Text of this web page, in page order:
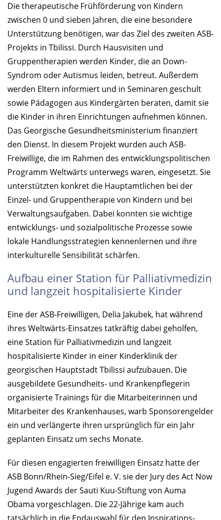
Die therapeutische Frühförderung von Kindern
zwischen 0 und sieben Jahren, die eine besondere
Unterstützung benötigen, war das Ziel des zweiten ASB-
Projekts in Tbilissi. Durch Hausvisiten und
Gruppentherapien werden Kinder, die an Down-
Syndrom oder Autismus leiden, betreut. Außerdem
werden Eltern informiert und in Seminaren geschult
sowie Pädagogen aus Kindergärten beraten, damit sie
die Kinder in ihren Einrichtungen aufnehmen können.
Das Georgische Gesundheitsministerium finanziert
den Dienst. In diesem Projekt wurden auch ASB-
Freiwillige, die im Rahmen des entwicklungspolitischen
Programm Weltwärts unterwegs waren, eingesetzt. Sie
unterstützten konkret die Hauptamtlichen bei der
Einzel- und Gruppentherapie von Kindern und bei
Verwaltungsaufgaben. Dabei konnten sie wichtige
entwicklungs- und sozialpolitische Prozesse sowie
lokale Handlungsstrategien kennenlernen und ihre
interkulturelle Sensibilität schärfen.
Aufbau einer Station für Palliativmedizin
und langzeit hospitalisierte Kinder
Eine der ASB-Freiwilligen, Delia Jakubek, hat während
ihres Weltwärts-Einsatzes tatkräftig dabei geholfen,
eine Station für Palliativmedizin und langzeit
hospitalisierte Kinder in einer Kinderklinik der
georgischen Hauptstadt Tbilissi aufzubauen. Die
ausgebildete Gesundheits- und Krankenpflegerin
organisierte Trainings für die Mitarbeiterinnen und
Mitarbeiter des Krankenhauses, warb Sponsorengelder
ein und verlängerte ihren ursprünglich für ein Jahr
geplanten Einsatz um sechs Monate.
Für diesen engagierten freiwilligen Einsatz hatte der
ASB Bonn/Rhein-Sieg/Eifel e. V. sie der Jury des Act Now
Jugend Awards der Sauti Kuu-Stiftung von Auma
Obama vorgeschlagen. Die 22-Jährige kam auch